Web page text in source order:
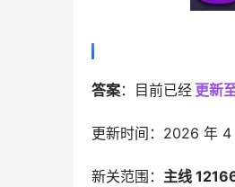
答案：目前已经 更新
更新时间：2026 年 4
新关范围： 主线